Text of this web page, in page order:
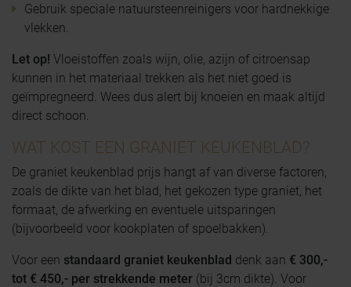
Gebruik speciale natuursteenreinigers voor hardnekkige
vlekken.
Let op! Vloeistoffen zoals wijn, olie, azijn of citroensap
kunnen in het materiaal trekken als het niet goed is
geïmpregneerd. Wees dus alert bij knoeien en maak altijd
direct schoon.
WAT KOST EEN GRANIET KEUKENBLAD?
De graniet keukenblad prijs hangt af van diverse factoren,
zoals de dikte van het blad, het gekozen type graniet, het
formaat, de afwerking en eventuele uitsparingen
(bijvoorbeeld voor kookplaten of spoelbakken).
Voor een standaard graniet keukenblad denk aan € 300,-
tot € 450,- per strekkende meter (bij 3cm dikte). Voor